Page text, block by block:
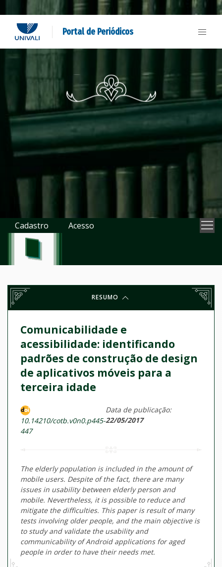
Portal de Periódicos
Cadastro Acesso
RESUMO
Comunicabilidade e
acessibilidade: identificando
padrões de construção de design
de aplicativos móveis para a
terceira idade
10.14210/cotb.v0n0.p445-
447
Data de publicação:
22/05/2017
The elderly population is included in the amount of
mobile users. Despite of the fact, there are many
issues in usability between elderly person and
mobile. Nevertheless, it is possible to reduce and
mitigate the difficulties. This paper is result of many
tests involving older people, and the main objective is
to study and validate the usability and
communicability of Android applications for aged
people in order to have their needs met.